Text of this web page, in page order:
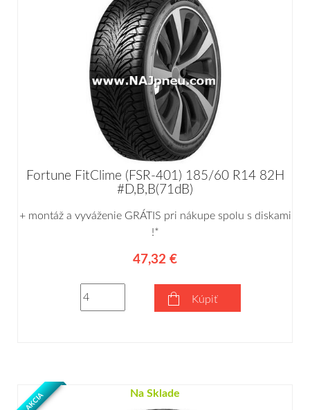
Fortune FitClime (FSR-401) 185/60 R14 82H
#D,B,B(71dB)
+ montáž a vyváženie GRÁTIS pri nákupe spolu s diskami
!*
47,32 €
Kúpiť
Na Sklade
AKCIA